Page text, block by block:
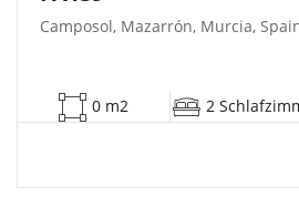
Camposol, Mazarrón, Murcia,
0 m2 2